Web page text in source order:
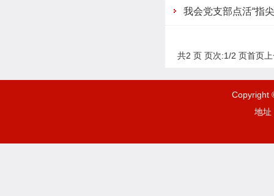
我会党支部点活“指
共2 页 页次:1/2 页首页
Copyright
地址